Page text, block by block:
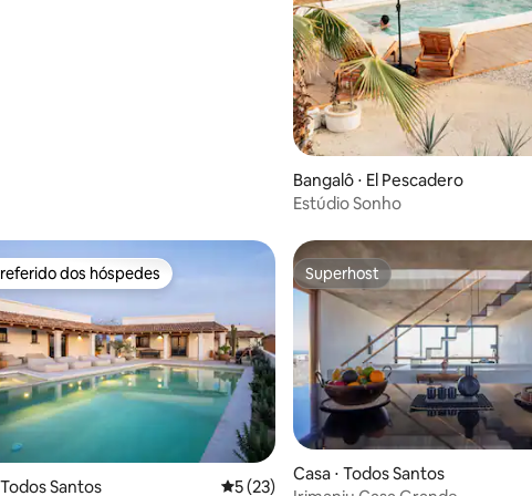
Bangalô ⋅ El Pescadero
Estúdio Sonho
os melhores preferidos dos hóspedes
dos hóspedes
Todos Santos 5 de uma avaliação média de 5, 23
5 (23)
Superhost
Superhost
Casa ⋅ Todos Santos